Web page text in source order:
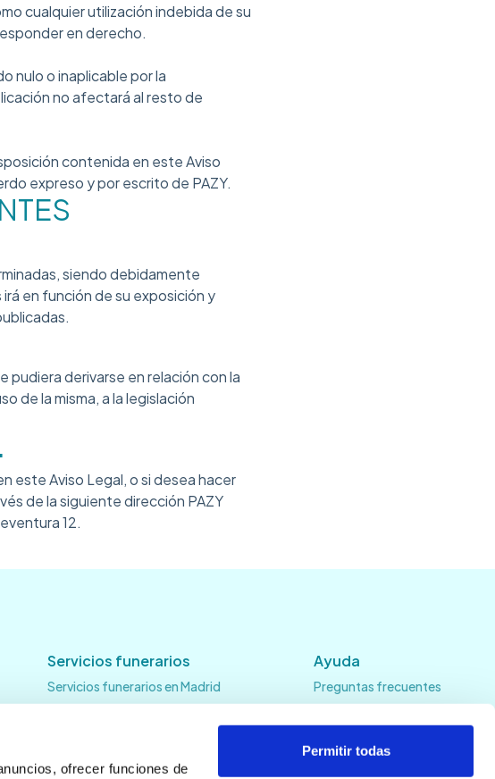
ofrecer funciones de
Permitir todas
cualquier utilización indebida de su
en derecho.
nulo o inaplicable por la
no afectará al resto de
contenida en este Aviso
expreso y por escrito de PAZY.
siendo debidamente
en función de su exposición y
pudiera derivarse en relación con la
de la misma, a la legislación
este Aviso Legal, o si desea hacer
de la siguiente dirección PAZY
12.
Servicios funerarios
Servicios funerarios en Madrid
Servicios funerarios en Sevilla
Ayuda
Preguntas frecuentes